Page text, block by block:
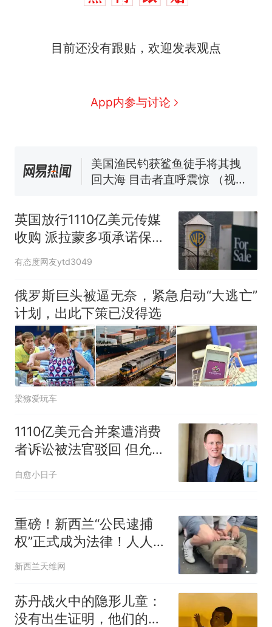
目前还没有跟贴，欢迎发表观点
App内参与讨论
因老师一句“跟我回家”改写了
费大厨“全国小炒肉大王”称
号，仅凭视频评出？中国烹饪
140多朵
美国渔民钓获鲨鱼徒手将其拽
回大海 目击者直呼震惊 （视频
官方通报
热 那个在床头放菜刀的女孩，
因老师一句“跟我回家”改写了
人生
英国放行1110亿美元传媒
收购 派拉蒙多项承诺保新
闻独立与儿童节目
有态度网友ytd3049
俄罗斯巨头被逼无奈，紧急启动“大逃亡”
计划，出此下策已没得选
梁猕爱玩车
1110亿美元合并案遭消费
者诉讼被法官驳回 但允许
修改再诉
自愈小日子
重磅！新西兰“公民逮捕
权”正式成为法律！人人可
现场抓“犯罪分子”！但有
新西兰天维网
苏丹战火中的隐形儿童：
没有出生证明，他们的权